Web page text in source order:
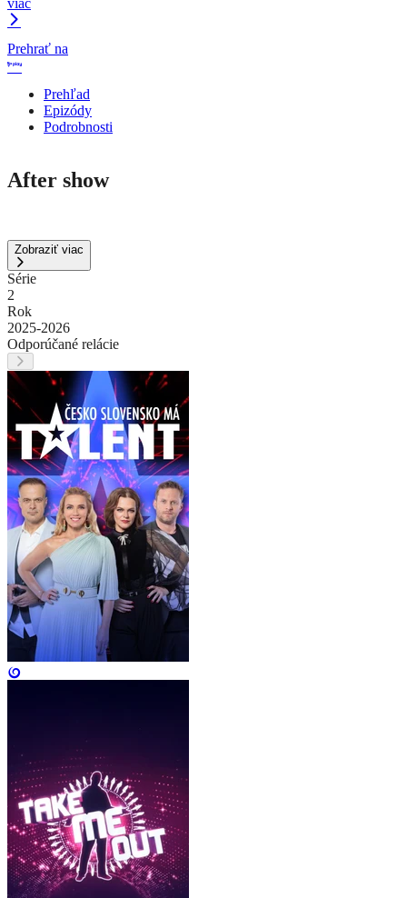
viac
Prehrať na
Prehľad
Epizódy
Podrobnosti
After show
Zobraziť viac
Série
2
Rok
2025-2026
Odporúčané relácie